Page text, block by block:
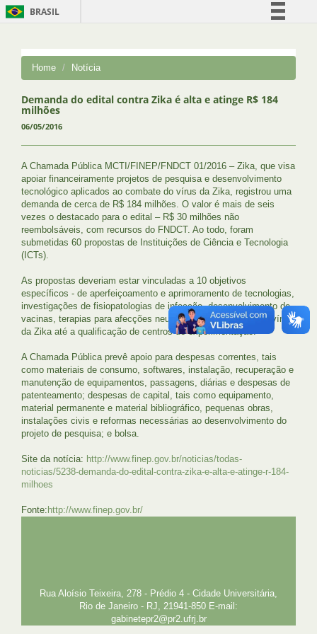
BRASIL
Comunica BR
Acesso à informação
Home Notícia
Demanda do edital contra Zika é alta e atinge R$ 184
milhões
06/05/2016
A Chamada Pública MCTI/FINEP/FNDCT 01/2016 – Zika, que visa
apoiar financeiramente projetos de pesquisa e desenvolvimento
tecnológico aplicados ao combate do vírus da Zika, registrou uma
demanda de cerca de R$ 184 milhões. O valor é mais de seis
vezes o destacado para o edital – R$ 30 milhões não
reembolsáveis, com recursos do FNDCT. Ao todo, foram
submetidas 60 propostas de Instituições de Ciência e Tecnologia
(ICTs).
As propostas deveriam estar vinculadas a 10 objetivos
específicos - de aperfeiçoamento e aprimoramento de tecnologias,
investigações de fisiopatologias de infecção, desenvolvimento de
vacinas, terapias para afecções neurológicas causadas pelo vírus
da Zika até a qualificação de centros de experimentação.
A Chamada Pública prevê apoio para despesas correntes, tais
como materiais de consumo, softwares, instalação, recuperação e
manutenção de equipamentos, passagens, diárias e despesas de
patenteamento; despesas de capital, tais como equipamento,
material permanente e material bibliográfico, pequenas obras,
instalações civis e reformas necessárias ao desenvolvimento do
projeto de pesquisa; e bolsa.
Site da notícia: http://www.finep.gov.br/noticias/todas-
noticias/5238-demanda-do-edital-contra-zika-e-alta-e-atinge-r-184-
milhoes
Fonte: http://www.finep.gov.br/
Rua Aloísio Teixeira, 278 - Prédio 4 - Cidade Universitária,
Rio de Janeiro - RJ, 21941-850 E-mail:
gabinetepr2@pr2.ufrj.br